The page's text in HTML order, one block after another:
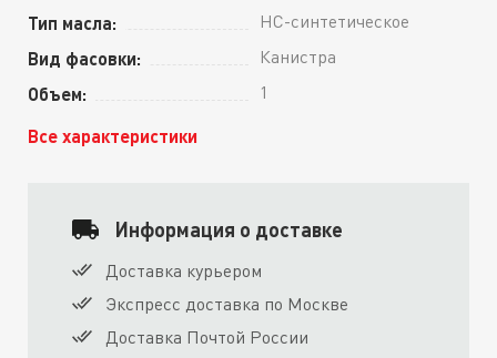
Тип масла: HC-синтетическое
Вид фасовки: Канистра
Объем: 1
Все характеристики
Информация о доставке
Доставка курьером
Экспресс доставка по Москве
Доставка Почтой России